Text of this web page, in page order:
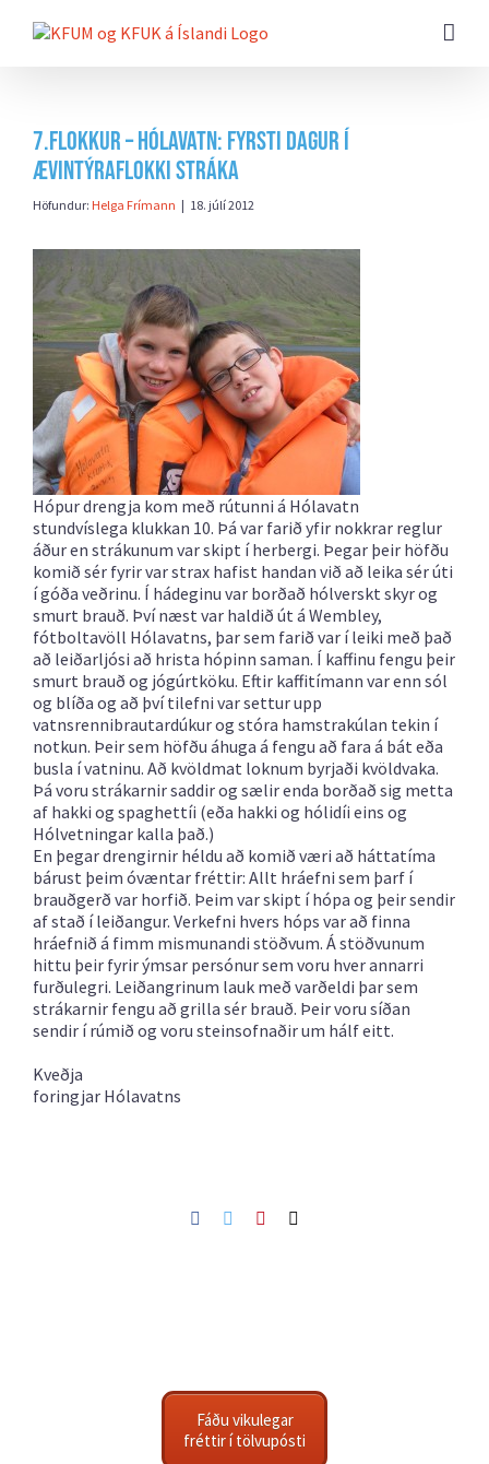
beint
7.flokkur – Hólavatn: Fyrsti dagur í
ævintýraflokki stráka
Höfundur: Helga Frímann | 18. júlí 2012
Hópur drengja kom með rútunni á Hólavatn
stundvíslega klukkan 10. Þá var farið yfir nokkrar reglur
áður en strákunum var skipt í herbergi. Þegar þeir höfðu
komið sér fyrir var strax hafist handan við að leika sér úti
í góða veðrinu. Í hádeginu var borðað hólverskt skyr og
smurt brauð. Því næst var haldið út á Wembley,
fótboltavöll Hólavatns, þar sem farið var í leiki með það
að leiðarljósi að hrista hópinn saman. Í kaffinu fengu þeir
smurt brauð og jógúrtköku. Eftir kaffitímann var enn sól
og blíða og að því tilefni var settur upp
vatnsrennibrautardúkur og stóra hamstrakúlan tekin í
notkun. Þeir sem höfðu áhuga á fengu að fara á bát eða
busla í vatninu. Að kvöldmat loknum byrjaði kvöldvaka.
Þá voru strákarnir saddir og sælir enda borðað sig metta
af hakki og spaghettíi (eða hakki og hólidíi eins og
Hólvetningar kalla það.)
En þegar drengirnir héldu að komið væri að háttatíma
bárust þeim óvæntar fréttir: Allt hráefni sem þarf í
brauðgerð var horfið. Þeim var skipt í hópa og þeir sendir
af stað í leiðangur. Verkefni hvers hóps var að finna
hráefnið á fimm mismunandi stöðvum. Á stöðvunum
hittu þeir fyrir ýmsar persónur sem voru hver annarri
furðulegri. Leiðangrinum lauk með varðeldi þar sem
strákarnir fengu að grilla sér brauð. Þeir voru síðan
sendir í rúmið og voru steinsofnaðir um hálf eitt.
Kveðja
foringjar Hólavatns
Facebook
TwitterPinterest
Fáðu vikulegar
fréttir í tölvupósti